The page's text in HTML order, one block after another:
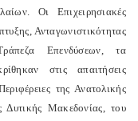
Οι Επιχειρησιακές
Ανταγωνιστικότητας
Επενδύσεων, τα
στις απαιτήσεις
της Ανατολικής
Μακεδονίας, του